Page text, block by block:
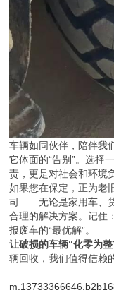
车辆如同伙伴，陪伴我
它体面的“告别”。选择
责，更是对社会和环境
如果您在保定，正为老
司——无论是家用车、
合理的解决方案。记住
报废车的“最优解”。
让破损的车辆“化零为整
辆回收，我们值得信赖